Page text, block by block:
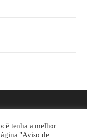
S/S
tenha a melhor
"Aviso de